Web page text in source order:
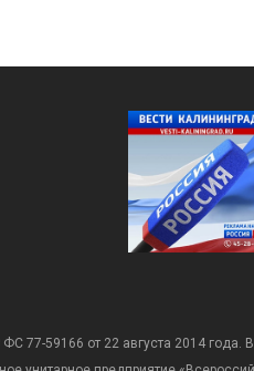
77-59166 от 22 августа 2014